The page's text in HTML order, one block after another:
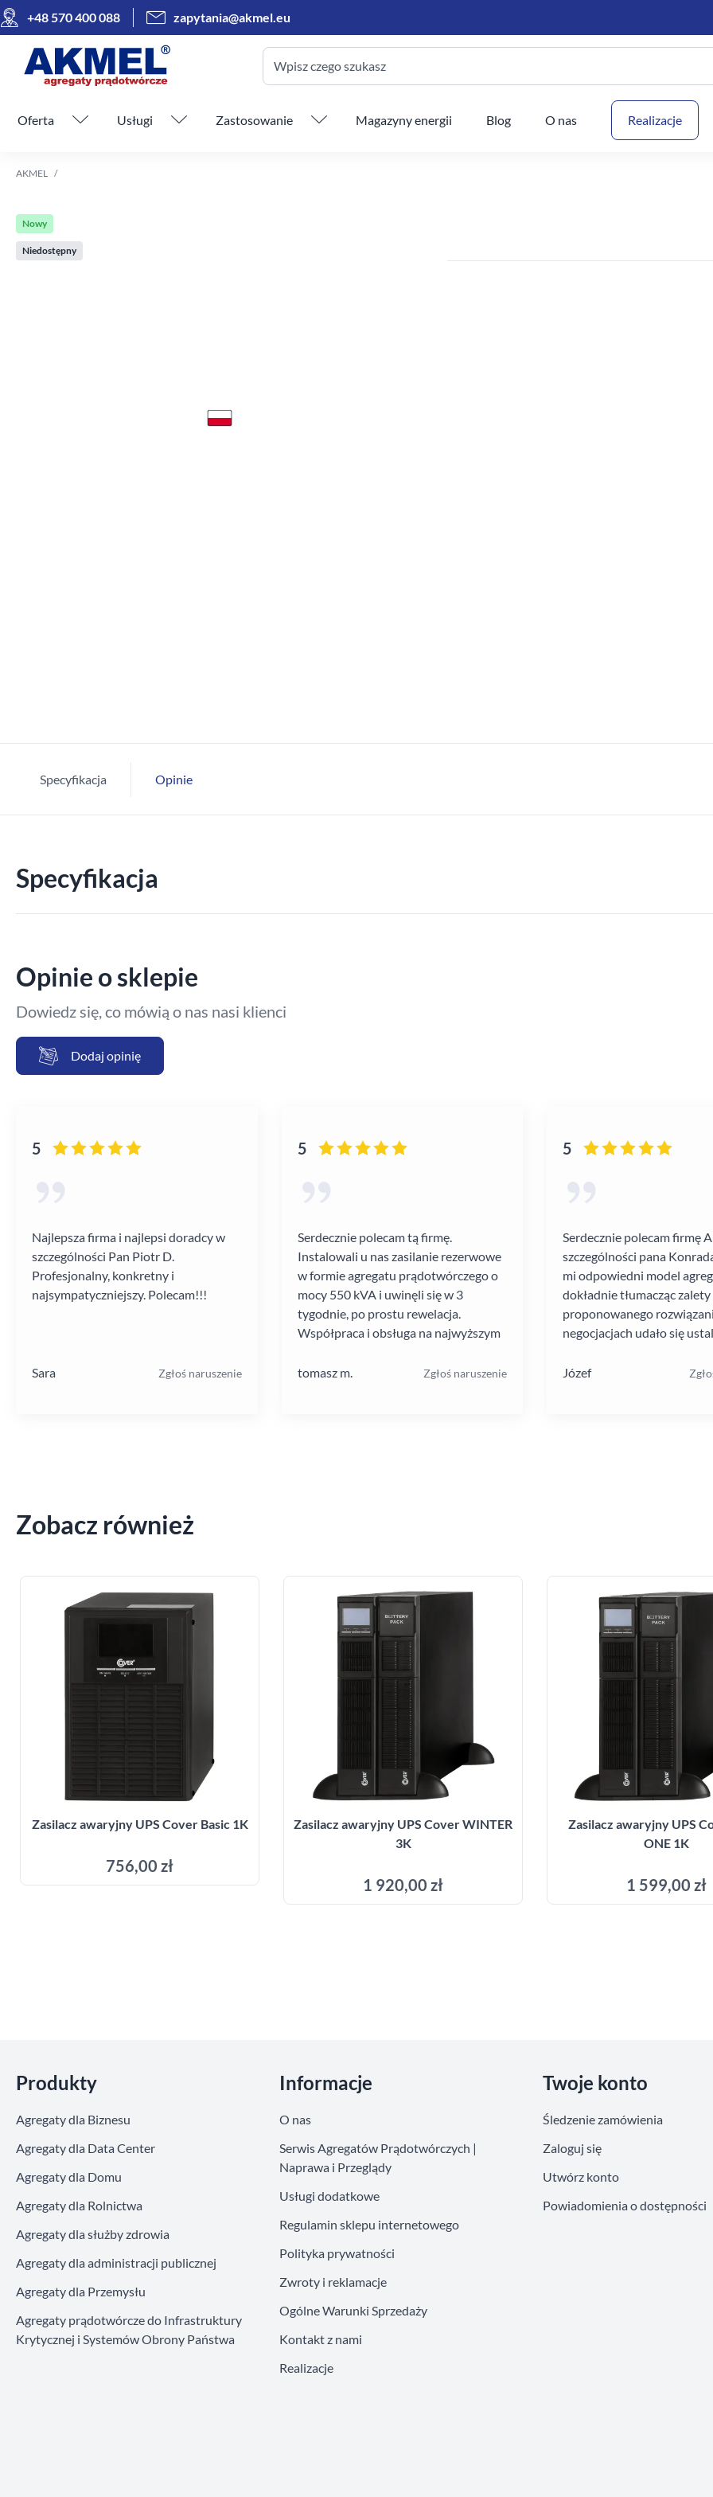
+48 570 400 088 zapytania@akmel.eu
Wpisz czego szukasz
Pomiń menu
Oferta Usługi Zastosowanie Magazyny energii Blog O nas Realizacje
AKMEL
Nowy
Niedostępny
Specyfikacja Opinie
Specyfikacja
Opinie o sklepie
Dowiedz się, co mówią o nas nasi klienci
Dodaj opinię
5
Najlepsza firma i najlepsi doradcy w
szczególności Pan Piotr D.
Profesjonalny, konkretny i
najsympatyczniejszy. Polecam!!!
Sara Zgłoś naruszenie
5
Serdecznie polecam tą firmę.
Instalowali u nas zasilanie rezerwowe
w formie agregatu prądotwórczego o
mocy 550 kVA i uwinęli się w 3
tygodnie, po prostu rewelacja.
Współpraca i obsługa na najwyższym
tomasz m.
Zgłoś naruszenie
5
Serdecznie polecam firmę
szczególności pana
mi odpowiedni model
dokładnie tłumacząc zalety
proponowanego
negocjacjach udało się
szybko i schludnie.
Józef
Zobacz również
Zasilacz awaryjny UPS Cover Basic 1K
756,00 zł
Zasilacz awaryjny UPS Cover WINTER
3K
1 920,00 zł
Zasilacz awaryjny UPS
ONE 1K
1 599,00 zł
Produkty
Agregaty dla Biznesu
Agregaty dla Data Center
Agregaty dla Domu
Agregaty dla Rolnictwa
Agregaty dla służby zdrowia
Agregaty dla administracji publicznej
Agregaty dla Przemysłu
Agregaty prądotwórcze do Infrastruktury
Krytycznej i Systemów Obrony Państwa
Informacje
O nas
Serwis Agregatów Prądotwórczych |
Naprawa i Przeglądy
Usługi dodatkowe
Regulamin sklepu internetowego
Polityka prywatności
Zwroty i reklamacje
Ogólne Warunki Sprzedaży
Kontakt z nami
Realizacje
Twoje konto
Śledzenie zamówienia
Zaloguj się
Utwórz konto
Powiadomienia o dostępności